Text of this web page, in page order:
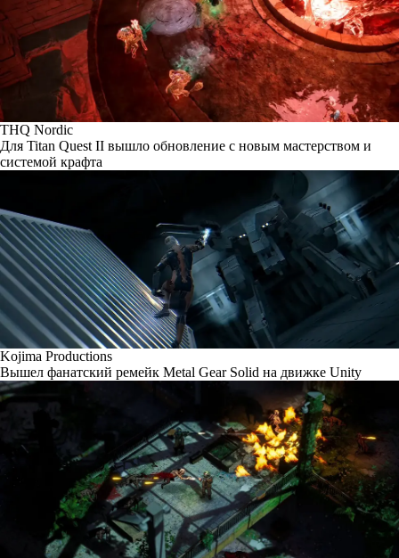
THQ Nordic
Для Titan Quest II вышло обновление с новым мастерством и
системой крафта
Kojima Productions
Вышел фанатский ремейк Metal Gear Solid на движке Unity